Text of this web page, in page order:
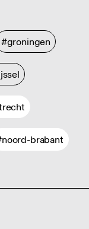
#groningen
brabant